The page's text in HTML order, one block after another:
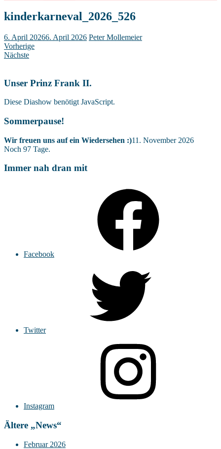
kinderkarneval_2026_526
6. April 20266. April 2026 Peter Mollemeier
Vorherige
Nächste
Unser Prinz Frank II.
Diese Diashow benötigt JavaScript.
Sommerpause!
Wir freuen uns auf ein Wiedersehen :)11. November 2026
Noch 97 Tage.
Immer nah dran mit
Facebook
Twitter
Instagram
Ältere „News“
Februar 2026